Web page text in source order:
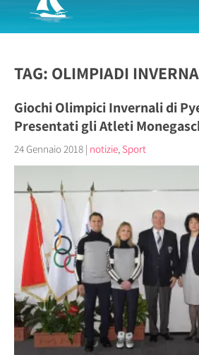
TAG: OLIMPIADI
Giochi Olimpici Invernali di
Presentati gli Atleti
24 Gennaio 2018 | notizie, Sport